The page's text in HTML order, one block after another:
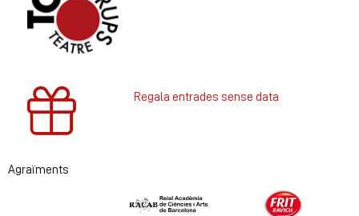
Regala entrades sense data
Agraïments